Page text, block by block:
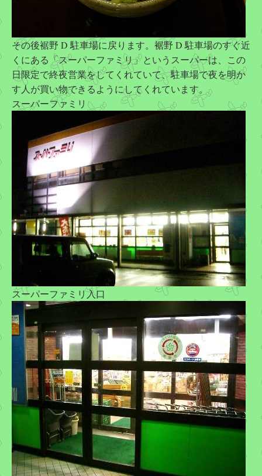
その後裾野 D 駐車場に戻ります。裾野 D 駐車場のすぐ近
くにある「スーパーファミリ」というスーパーは、この
日限定で終夜営業をしてくれていて、駐車場で夜を明か
す人が買い物できるようにしてくれています。
スーパーファミリ
スーパーファミリ入口